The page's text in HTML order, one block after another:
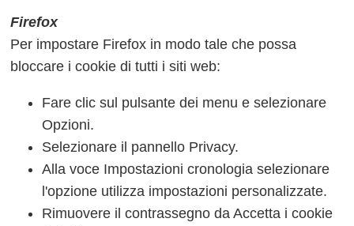
Firefox
Per impostare Firefox in modo tale che possa
bloccare i cookie di tutti i siti web:
Fare clic sul pulsante dei menu e selezionare
Opzioni.
Selezionare il pannello Privacy.
Alla voce Impostazioni cronologia selezionare
l'opzione utilizza impostazioni personalizzate.
Rimuovere il contrassegno da Accetta i cookie